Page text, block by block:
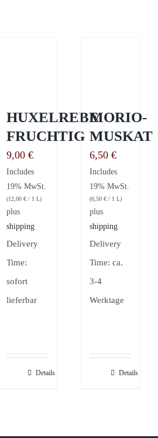
HUXELREBE
FRUCHTIG
9,00 €
Includes
19% MwSt.
(12,00 €/ 1 L)
plus
shipping
Delivery
Time:
sofort
lieferbar
Details
MORIO-
MUSKAT
6,50€
Includes
19% MwSt.
(6,50€ / 1 L)
plus
shipping
Delivery
Time: ca.
3-4
Werktage
Details